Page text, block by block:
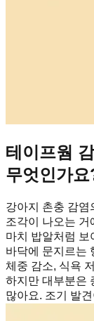
테이프웜
무엇인가요
강아지 촌충 감염
조각이 나오는 거
마치 밥알처럼 보
바닥에 문지르는
체중 감소, 식욕
하지만 대부분은
많아요. 조기 발